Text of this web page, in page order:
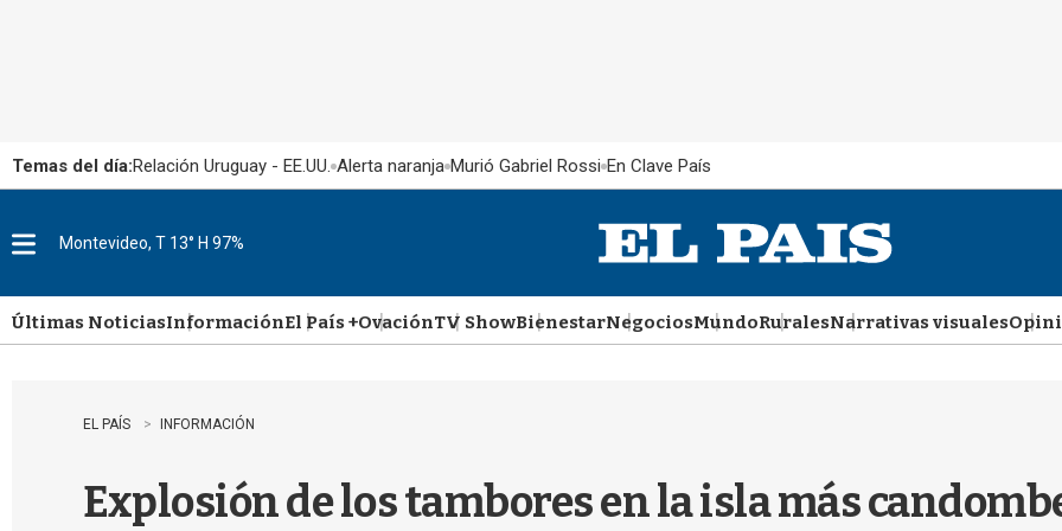
Temas del día:Relación Uruguay - EE.UU. Alerta naranja Murió Gabriel Rossi En Clave País
u
Montevideo, T 13° H 97%
Últimas NoticiasInformaciónEl País +OvaciónTV ShowBienestarNegociosMundoRuralesNarrativas visuales
EL PAÍS INFORMACIÓN
Explosión de los tambores en la isla más